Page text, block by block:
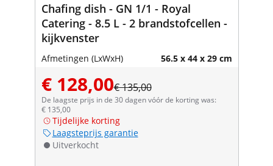
Chafing dish - GN 1/1 - Royal
Catering - 8.5 L - 2 brandstofcellen -
kijkvenster
Afmetingen (LxWxH) 56.5 x 44 x 29 cm
€ 128,00€ 135,00
De laagste prijs in de 30 dagen vóór de korting was:
€ 135,00
Tijdelijke korting
Laagsteprijs garantie
Uitverkocht